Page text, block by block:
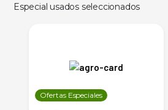
Especial usados seleccionados
Ofertas Especiales